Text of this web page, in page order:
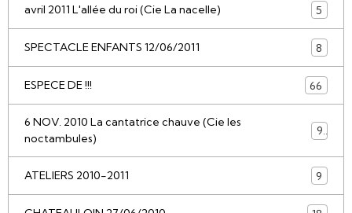
avril 2011 L'allée du roi (Cie La nacelle) 5
SPECTACLE ENFANTS 12/06/2011 8
ESPECE DE !!! 66
6 NOV. 2010 La cantatrice chauve (Cie les
noctambules)
9
ATELIERS 2010-2011 9